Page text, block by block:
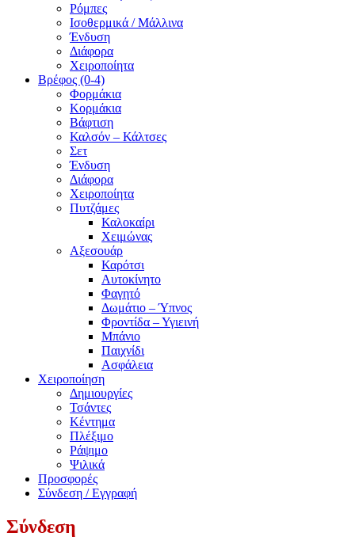
Ρόμπες
Ισοθερμικά / Μάλλινα
Ένδυση
Διάφορα
Χειροποίητα
Βρέφος (0-4)
Φορμάκια
Κορμάκια
Βάφτιση
Καλσόν – Κάλτσες
Σετ
Ένδυση
Διάφορα
Χειροποίητα
Πυτζάμες
Καλοκαίρι
Χειμώνας
Αξεσουάρ
Καρότσι
Αυτοκίνητο
Φαγητό
Δωμάτιο – Ύπνος
Φροντίδα – Υγιεινή
Μπάνιο
Παιχνίδι
Ασφάλεια
Χειροποίηση
Δημιουργίες
Τσάντες
Κέντημα
Πλέξιμο
Ράψιμο
Ψιλικά
Προσφορές
Σύνδεση / Εγγραφή
Σύνδεση